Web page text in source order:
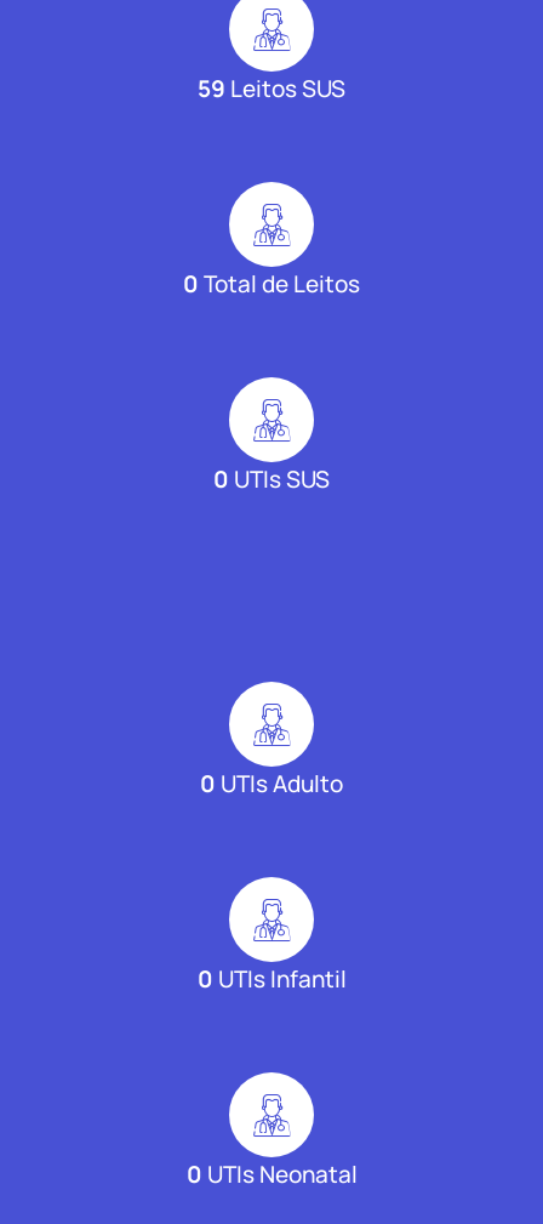
59 Leitos SUS
0Total de Leitos
0 UTIs SUS
0 UTIs Adulto
0 UTIs Infantil
0 UTIs Neonatal